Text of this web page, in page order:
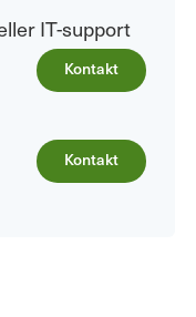
IT-support
Kontakt
Kontakt